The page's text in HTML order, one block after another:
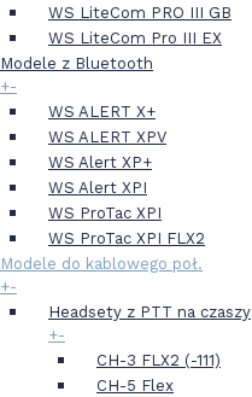
WS LiteCom PRO III GB
WS LiteCom Pro III EX
Modele z Bluetooth
+-
WS ALERT X+
WS ALERT XPV
WS Alert XP+
WS Alert XPI
WS ProTac XPI
WS ProTac XPI FLX2
Modele do kablowego poł.
+-
Headsety z PTT na czaszy
+-
CH-3 FLX2 (-111)
CH-5 Flex